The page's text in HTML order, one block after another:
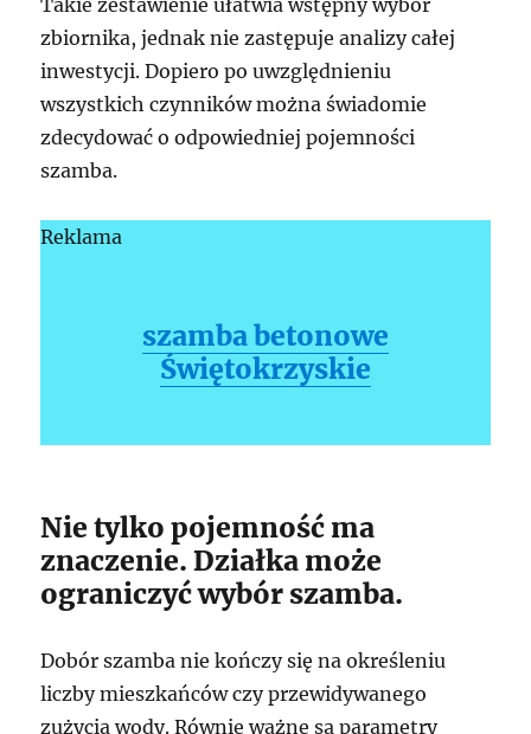
zbiornika, jednak nie zastępuje analizy całej
inwestycji. Dopiero po uwzględnieniu
wszystkich czynników można świadomie
zdecydować o odpowiedniej pojemności
szamba.
Reklama
szamba betonowe
Świętokrzyskie
Nie tylko pojemność ma
znaczenie. Działka może
ograniczyć wybór szamba.
Dobór szamba nie kończy się na określeniu
liczby mieszkańców czy przewidywanego
zużycia wody. Równie ważne są parametry